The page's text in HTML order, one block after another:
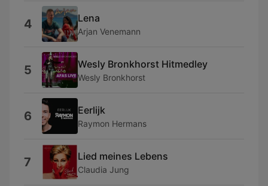
4 Lena
Arjan Venemann
5 Wesly Bronkhorst Hitmedley
Wesly Bronkhorst
6 Eerlijk
Raymon Hermans
7 Lied meines Lebens
Claudia Jung